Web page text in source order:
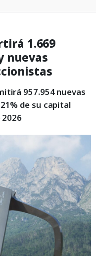
1.669
nuevas
957.954 nuevas
de su capital